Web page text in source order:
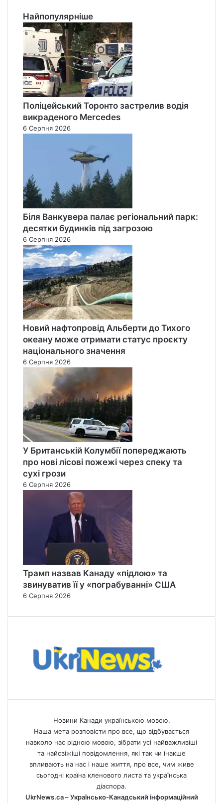
Найпопулярніше
Поліцейський Торонто застрелив водія
викраденого Mercedes
6 Серпня 2026
Біля Ванкувера палає регіональний парк:
десятки будинків під загрозою
6 Серпня 2026
Новий нафтопровід Альберти до Тихого
океану може отримати статус проєкту
національного значення
6 Серпня 2026
У Британській Колумбії попереджають
про нові лісові пожежі через спеку та
сухі грози
6 Серпня 2026
Трамп назвав Канаду «підлою» та
звинуватив її у «пограбуванні» США
6 Серпня 2026
Новини Канади українською мовою.
Наша мета розповісти про все, що відбувається
навколо нас рідною мовою, зібрати усі найважливіші
та найсвіжіші повідомлення, які так чи інакше
впливають на нас і наше життя, про все, чим живе
сьогодні країна кленового листа та українська
діаспора.
UkrNews.ca – Українсько-Канадський інформаційний